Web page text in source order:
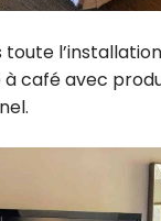
toute
à café avec